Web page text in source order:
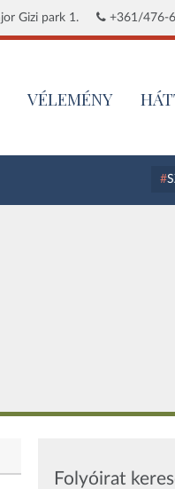
Gizi park 1. +361/476-
VÉLEMÉNY
Folyóirat